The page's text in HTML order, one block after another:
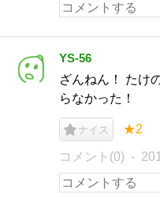
YS-56
ざんねん！ たけ
らなかった！
ナイス ★2
コメント(0)